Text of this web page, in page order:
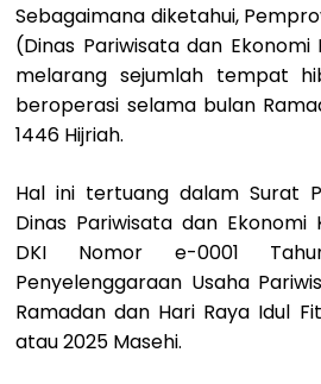
Sebagaimana diketahui,
(Dinas Pariwisata dan
melarang sejumlah tempat
beroperasi selama bulan
1446 Hijriah.
Hal ini tertuang dalam Surat
Dinas Pariwisata dan
DKI Nomor e-0001
Penyelenggaraan Usaha
Ramadan dan Hari Raya Idul
atau 2025 Masehi.